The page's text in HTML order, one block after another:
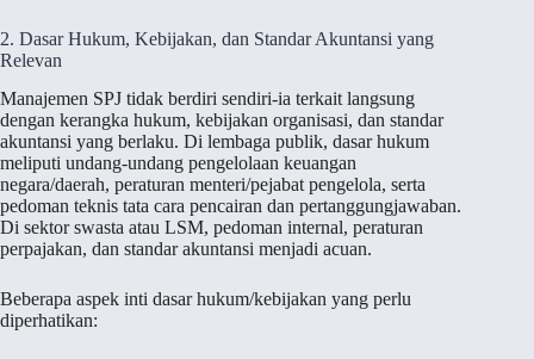
2. Dasar Hukum, Kebijakan, dan Standar Akuntansi yang
Relevan
Manajemen SPJ tidak berdiri sendiri-ia terkait langsung
dengan kerangka hukum, kebijakan organisasi, dan standar
akuntansi yang berlaku. Di lembaga publik, dasar hukum
meliputi undang-undang pengelolaan keuangan
negara/daerah, peraturan menteri/pejabat pengelola, serta
pedoman teknis tata cara pencairan dan pertanggungjawaban.
Di sektor swasta atau LSM, pedoman internal, peraturan
perpajakan, dan standar akuntansi menjadi acuan.
Beberapa aspek inti dasar hukum/kebijakan yang perlu
diperhatikan: